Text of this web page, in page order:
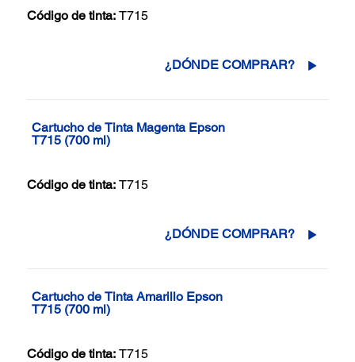
Código de tinta: T715
¿DÓNDE COMPRAR?
Cartucho de Tinta Magenta Epson
T715 (700 ml)
Código de tinta: T715
¿DÓNDE COMPRAR?
Cartucho de Tinta Amarillo Epson
T715 (700 ml)
Código de tinta: T715